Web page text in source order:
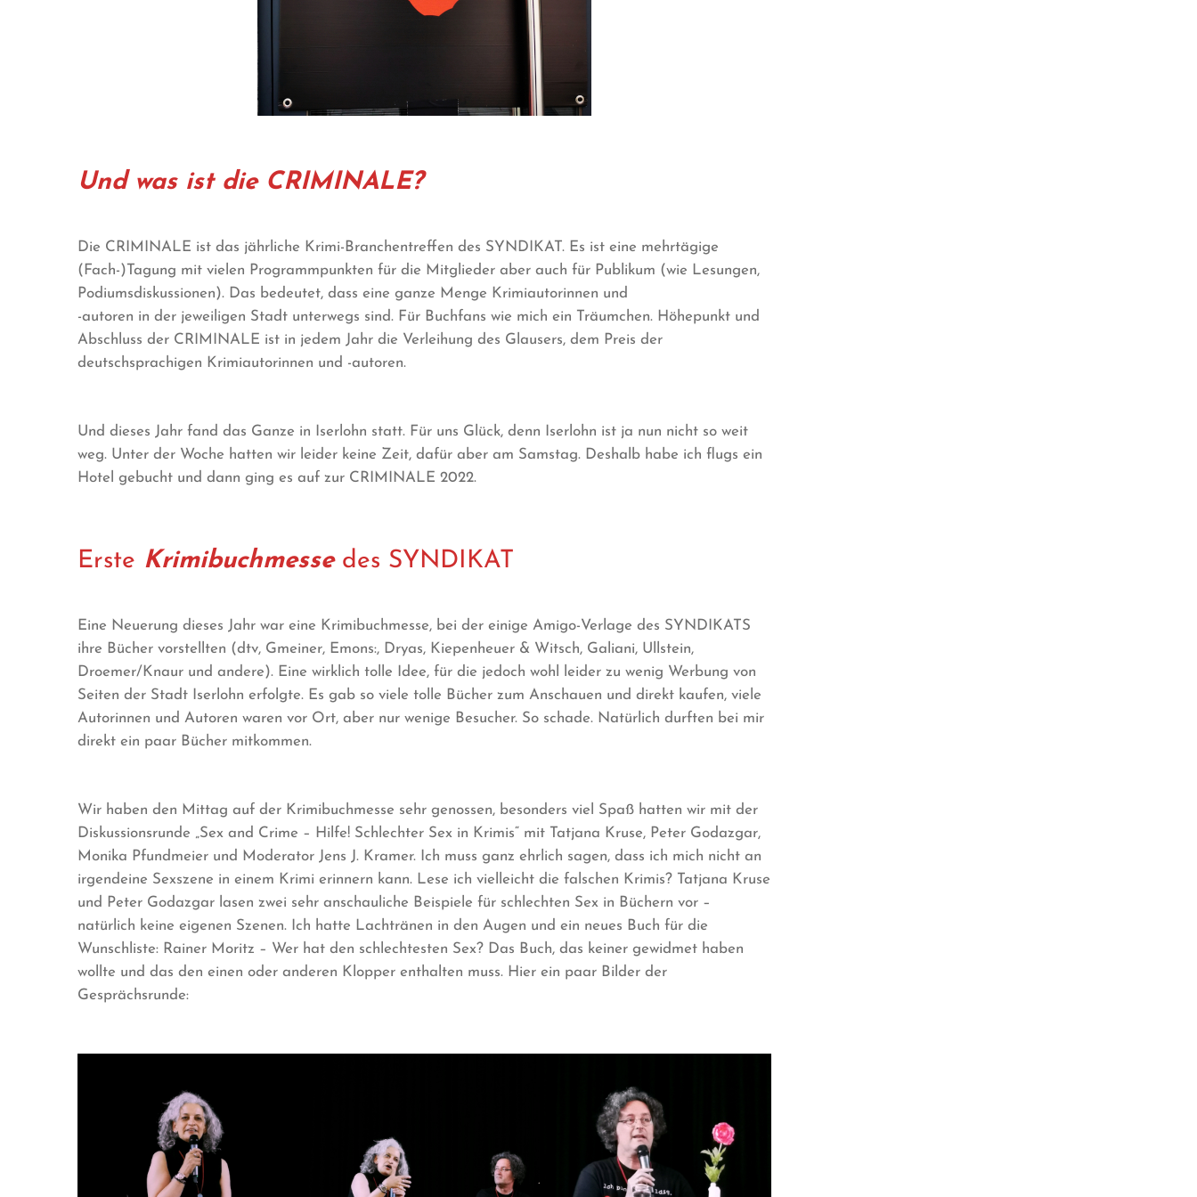
Und was ist die CRIMINALE?
Die CRIMINALE ist das jährliche Krimi-Branchentreffen des SYNDIKAT. Es ist eine mehrtägige
(Fach-)Tagung mit vielen Programmpunkten für die Mitglieder aber auch für Publikum (wie Lesungen,
Podiumsdiskussionen). Das bedeutet, dass eine ganze Menge Krimiautorinnen und
-autoren in der jeweiligen Stadt unterwegs sind. Für Buchfans wie mich ein Träumchen. Höhepunkt und
Abschluss der CRIMINALE ist in jedem Jahr die Verleihung des Glausers, dem Preis der
deutschsprachigen Krimiautorinnen und -autoren.
Und dieses Jahr fand das Ganze in Iserlohn statt. Für uns Glück, denn Iserlohn ist ja nun nicht so weit
weg. Unter der Woche hatten wir leider keine Zeit, dafür aber am Samstag. Deshalb habe ich flugs ein
Hotel gebucht und dann ging es auf zur CRIMINALE 2022.
Erste Krimibuchmessedes SYNDIKAT
Eine Neuerung dieses Jahr war eine Krimibuchmesse, bei der einige Amigo-Verlage des SYNDIKATS
ihre Bücher vorstellten (dtv, Gmeiner, Emons:, Dryas, Kiepenheuer & Witsch, Galiani, Ullstein,
Droemer/Knaur und andere). Eine wirklich tolle Idee, für die jedoch wohl leider zu wenig Werbung von
Seiten der Stadt Iserlohn erfolgte. Es gab so viele tolle Bücher zum Anschauen und direkt kaufen, viele
Autorinnen und Autoren waren vor Ort, aber nur wenige Besucher. So schade. Natürlich durften bei mir
direkt ein paar Bücher mitkommen.
Wir haben den Mittag auf der Krimibuchmesse sehr genossen, besonders viel Spaß hatten wir mit der
Diskussionsrunde „Sex and Crime – Hilfe! Schlechter Sex in Krimis“ mit Tatjana Kruse, Peter Godazgar,
Monika Pfundmeier und Moderator Jens J. Kramer. Ich muss ganz ehrlich sagen, dass ich mich nicht an
irgendeine Sexszene in einem Krimi erinnern kann. Lese ich vielleicht die falschen Krimis? Tatjana Kruse
und Peter Godazgar lasen zwei sehr anschauliche Beispiele für schlechten Sex in Büchern vor –
natürlich keine eigenen Szenen. Ich hatte Lachtränen in den Augen und ein neues Buch für die
Wunschliste: Rainer Moritz – Wer hat den schlechtesten Sex? Das Buch, das keiner gewidmet haben
wollte und das den einen oder anderen Klopper enthalten muss. Hier ein paar Bilder der
Gesprächsrunde: